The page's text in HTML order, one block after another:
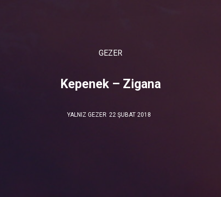
GEZER
Kepenek – Zigana
YALNIZ GEZER 22 ŞUBAT 2018